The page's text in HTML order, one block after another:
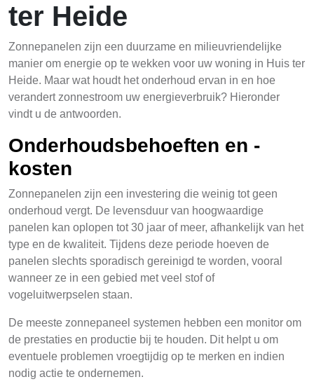
ter Heide
Zonnepanelen zijn een duurzame en milieuvriendelijke
manier om energie op te wekken voor uw woning in Huis ter
Heide. Maar wat houdt het onderhoud ervan in en hoe
verandert zonnestroom uw energieverbruik? Hieronder
vindt u de antwoorden.
Onderhoudsbehoeften en -
kosten
Zonnepanelen zijn een investering die weinig tot geen
onderhoud vergt. De levensduur van hoogwaardige
panelen kan oplopen tot 30 jaar of meer, afhankelijk van het
type en de kwaliteit. Tijdens deze periode hoeven de
panelen slechts sporadisch gereinigd te worden, vooral
wanneer ze in een gebied met veel stof of
vogeluitwerpselen staan.
De meeste zonnepaneel systemen hebben een monitor om
de prestaties en productie bij te houden. Dit helpt u om
eventuele problemen vroegtijdig op te merken en indien
nodig actie te ondernemen.